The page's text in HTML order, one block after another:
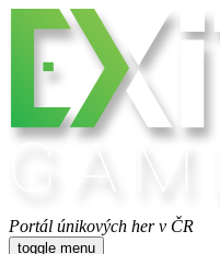
Portál únikových her v ČR
toggle menu